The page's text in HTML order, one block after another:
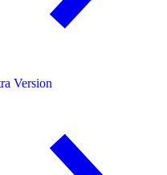
Version